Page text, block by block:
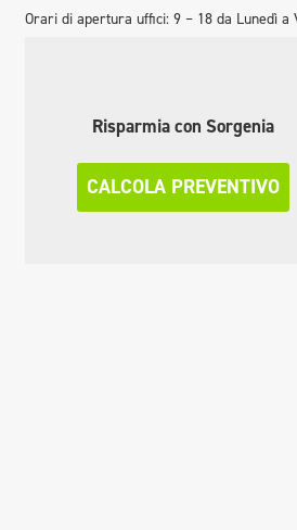
Orari di apertura uffici: 9 – 18 da Lunedì a
Risparmia con Sorgenia
CALCOLA PREVENTIVO